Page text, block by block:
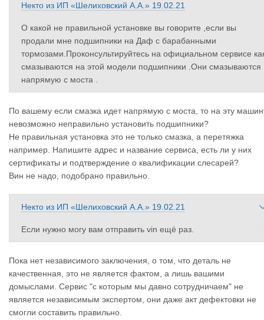
Некто из ИП «Шелиховский А.А.» 19.02.21
О какой не правильной установке вы говорите ,если вы
продали мне подшипники на Даф с барабанными
тормозами.Проконсультируйтесь на официальном сервисе
смазываются на этой модели подшипники .Они смазываются
напрямую с моста .
По вашему если смазка идет напрямую с моста, то на эту
невозможно неправильно установить подшипники?
Не правильная установка это не только смазка, а перетяжка
например. Напишите адрес и название сервиса, есть ли у них
сертификаты и подтверждение о квалификации слесарей?
Вин не надо, подобрано правильно.
Некто из ИП «Шелиховский А.А.» 19.02.21
Если нужно могу вам отправить vin ещё раз.
Взрослый человек ,но ведёте себя.....Косяк с вашей стороны
шипники),а вы мне что подшипник я с помойки принёс для
Пока нет независимого заключения, о том, что деталь не
качественная, это не является фактом, а лишь вашими
домыслами. Сервис "с которым мы давно сотрудничаем" не
является независимым экспертом, они даже акт дефектовки не
смогли составить правильно.